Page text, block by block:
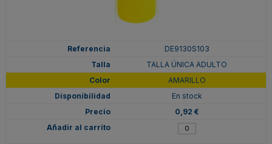
DE9130S103
TALLA ÚNICA ADULTO
AMARILLO
En stock
0,92 €